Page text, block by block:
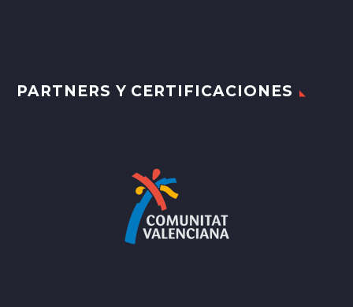
PARTNERS Y CERTIFICACIONES